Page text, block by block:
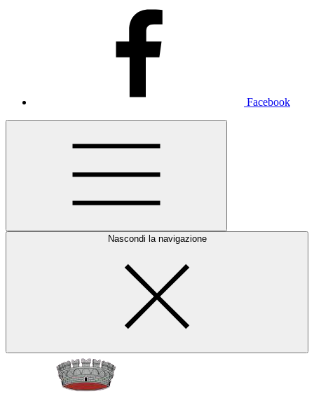
Facebook
Nascondi la navigazione